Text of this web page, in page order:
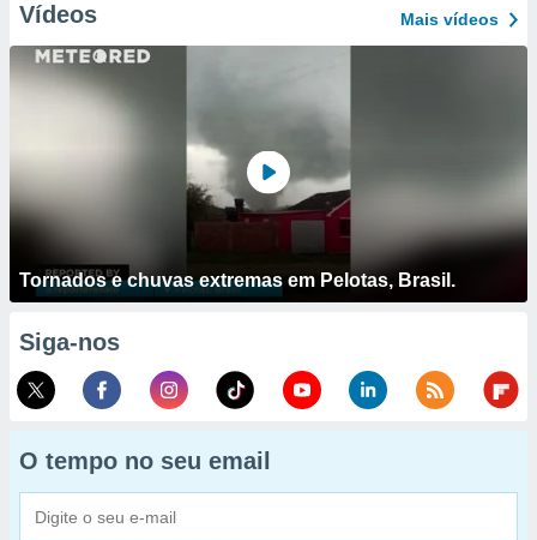
Vídeos Mais vídeos
Tornados e chuvas extremas em Pelotas, Brasil.
Siga-nos
O tempo no seu email